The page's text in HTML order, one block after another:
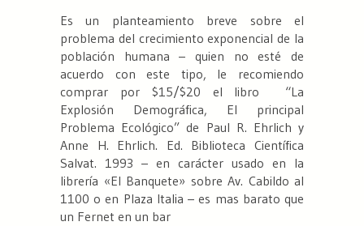
Es un planteamiento breve sobre el
problema del crecimiento exponencial de la
población humana – quien no esté de
acuerdo con este tipo, le recomiendo
comprar por $15/$20 el libro “La
Explosión Demográfica, El principal
Problema Ecológico” de Paul R. Ehrlich y
Anne H. Ehrlich. Ed. Biblioteca Científica
Salvat. 1993 – en carácter usado en la
librería «El Banquete» sobre Av. Cabildo al
1100 o en Plaza Italia – es mas barato que
un Fernet en un bar